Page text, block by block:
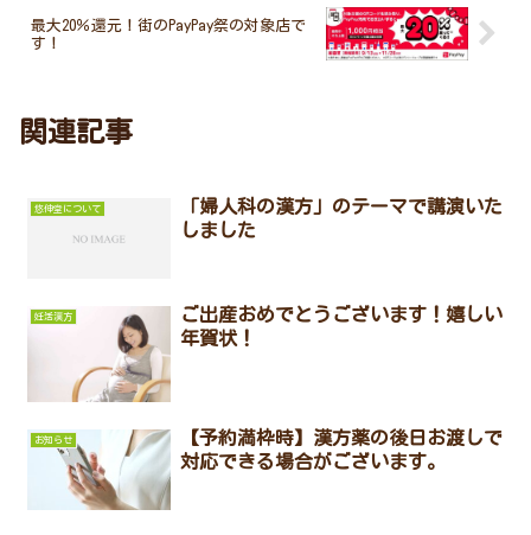
最大20％還元！街のPayPay祭の対象店で
す！
関連記事
悠伸堂について
「婦人科の漢方」のテーマで講演いた
しました
妊活漢方
ご出産おめでとうございます！嬉しい
年賀状！
お知らせ
【予約満枠時】漢方薬の後日お渡しで
対応できる場合がございます。